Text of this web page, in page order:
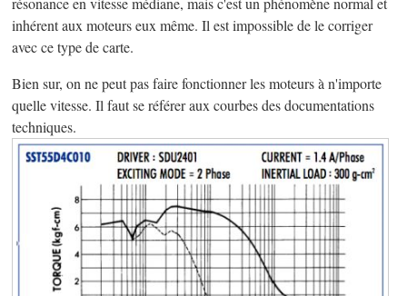
inhérent aux moteurs eux même. Il est impossible de le corriger
avec ce type de carte.
Bien sur, on ne peut pas faire fonctionner les moteurs à n'importe
quelle vitesse. Il faut se référer aux courbes des documentations
techniques.